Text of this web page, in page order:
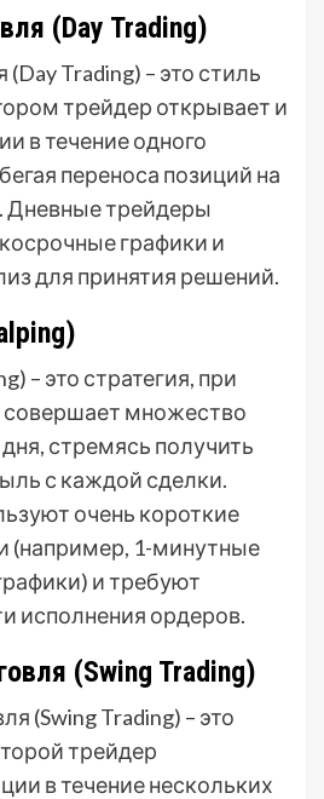
(Day Trading)
Trading) – это стиль
трейдер открывает и
в течение одного
переноса позиций на
трейдеры
графики и
для принятия решений.
– это стратегия, при
совершает множество
стремясь получить
с каждой сделки.
очень короткие
(например, 1-минутные
и требуют
исполнения ордеров.
(Swing Trading)
(Swing Trading) – это
трейдер
в течение нескольких